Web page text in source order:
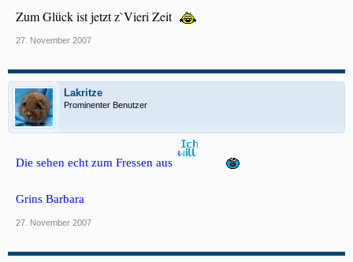
Zum Glück ist jetzt z`Vieri Zeit
27. November 2007
Lakritze
Prominenter Benutzer
Die sehen echt zum Fressen aus
Grins Barbara
27. November 2007